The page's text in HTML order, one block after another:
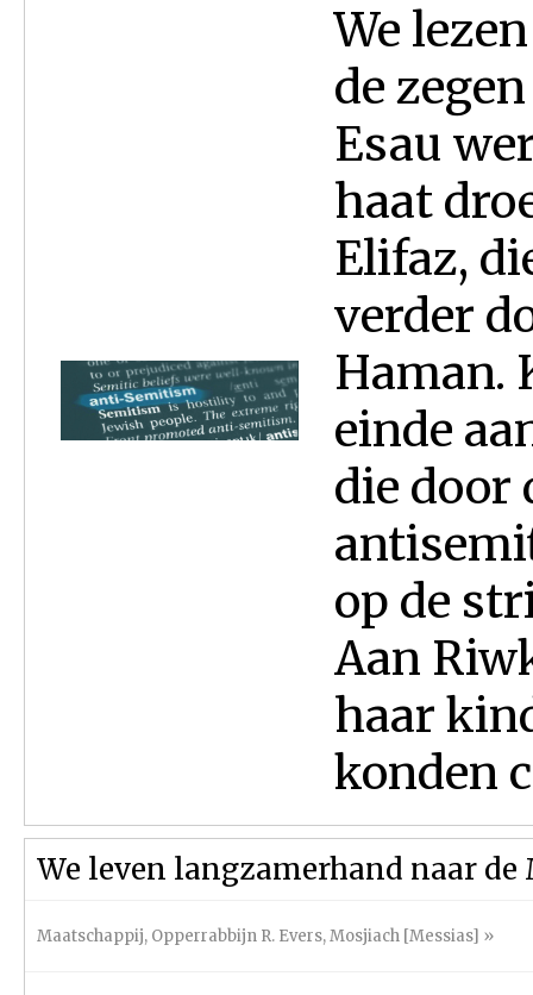
We
de
Esau
haat
Elifaz,
verder
Haman.
einde
die door
op de
Aan
haar
konden
We leven langzamerhand naar de
Maatschappij, Opperrabbijn R. Evers,Mosjiach [Messias] »